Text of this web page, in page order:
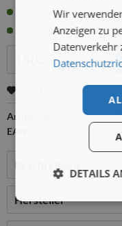
Lieferzeit
Selbstabholung: ab Fr.,
Artikel-Nr.:
EAN:
Beschreibung
Hersteller
Wir
Anzeigen zu
Datenverkehr
DETAILS